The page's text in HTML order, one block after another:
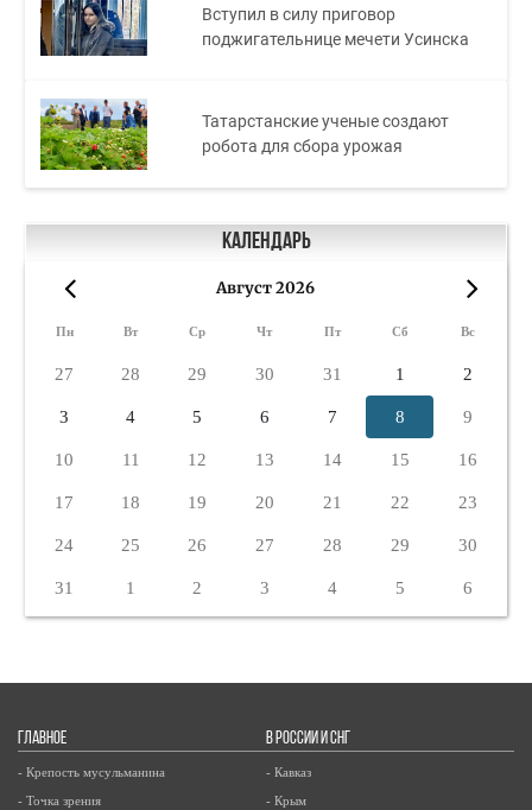
Вступил в силу приговор
поджигательнице мечети Усинска
Татарстанские ученые создают
робота для сбора урожая
Календарь
Август 2026
Пн Вт Ср Чт Пт Сб Вс
27 28 29 30 31 1 2
3 4 5 6 7 8 9
10 11 12 13 14 15 16
17 18 19 20 21 22 23
24 25 26 27 28 29 30
31 1 2 3 4 5 6
ГЛАВНОЕ
- Крепость мусульманина
- Точка зрения
В РОССИИ И СНГ
- Кавказ
- Крым